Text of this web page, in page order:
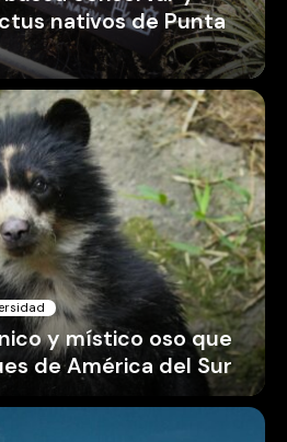
nativos de Punta
y místico oso que
de América del Sur